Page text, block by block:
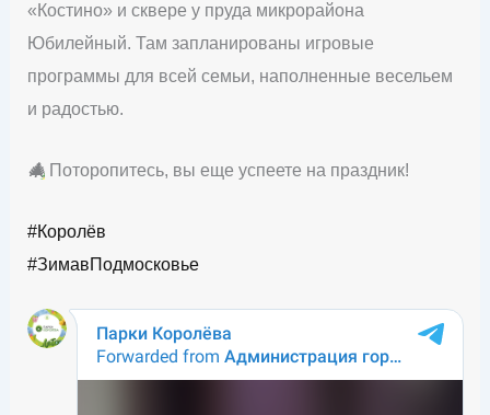
«Костино» и сквере у пруда микрорайона
Юбилейный. Там запланированы игровые
программы для всей семьи, наполненные весельем
и радостью.
🎄Поторопитесь, вы еще успеете на праздник!
#Королёв
#ЗимавПодмосковье